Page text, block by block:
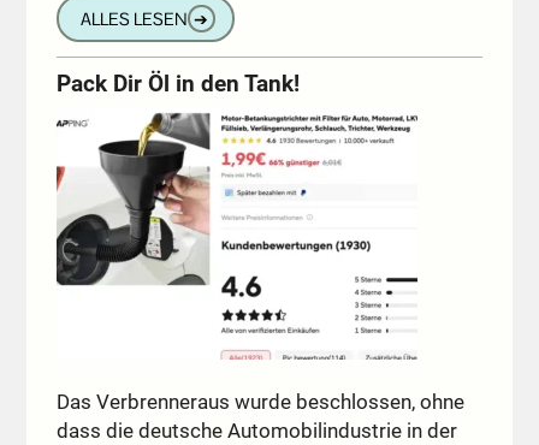
ALLES LESEN ➔
Pack Dir Öl in den Tank!
Das Verbrenneraus wurde beschlossen, ohne
dass die deutsche Automobilindustrie in der